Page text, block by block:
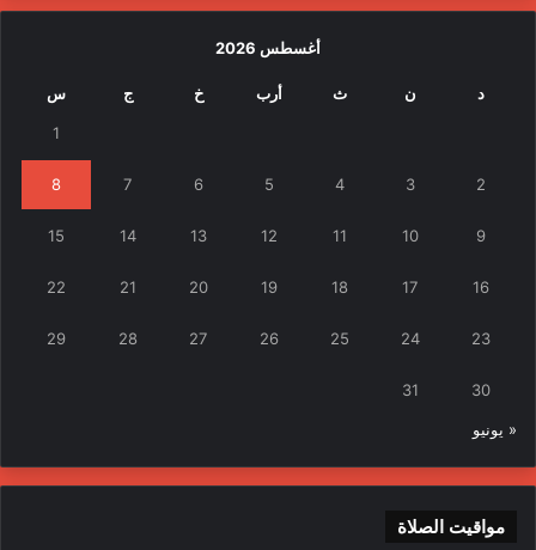
أغسطس 2026
د ن ث أرب خ ج س
1
2
3
4
5
6
7
8
9
10
11
12
13
14
15
16
17
18
19
20
21
22
23
24
25
26
27
28
29
30
31
« يونيو
مواقيت الصلاة